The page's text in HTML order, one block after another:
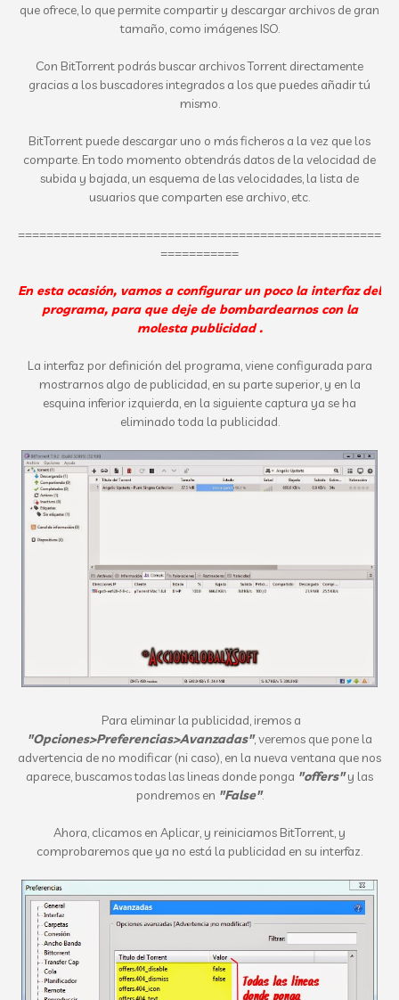
que ofrece, lo que permite compartir y descargar archivos de gran
tamaño, como imágenes ISO.
Con BitTorrent podrás buscar archivos Torrent directamente
gracias a los buscadores integrados a los que puedes añadir tú
mismo.
BitTorrent puede descargar uno o más ficheros a la vez que los
comparte. En todo momento obtendrás datos de la velocidad de
subida y bajada, un esquema de las velocidades, la lista de
usuarios que comparten ese archivo, etc.
===================================================
===========
En esta ocasión, vamos a configurar un poco la interfaz del
programa, para que deje de bombardearnos con la
molesta publicidad .
La interfaz por definición del programa, viene configurada para
mostrarnos algo de publicidad, en su parte superior, y en la
esquina inferior izquierda, en la siguiente captura ya se ha
eliminado toda la publicidad.
Para eliminar la publicidad, iremos a
"Opciones>Preferencias>Avanzadas", veremos que pone la
advertencia de no modificar (ni caso), en la nueva ventana que nos
aparece, buscamos todas las lineas donde ponga "offers"y las
pondremos en "False".
Ahora, clicamos en Aplicar, y reiniciamos BitTorrent, y
comprobaremos que ya no está la publicidad en su interfaz.